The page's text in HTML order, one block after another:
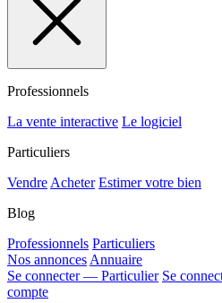
Professionnels
La vente interactive Le logiciel
Particuliers
Vendre Acheter Estimer votre bien
Blog
Professionnels Particuliers
Nos annonces Annuaire
Se connecter — Particulier Se
compte